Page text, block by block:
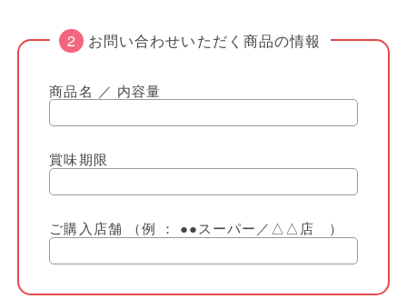
お問い合わせいただく商品の情報
商品名 ／ 内容量
賞味期限
ご購入店舗 （例 ： ●●スーパー／△△店 ）